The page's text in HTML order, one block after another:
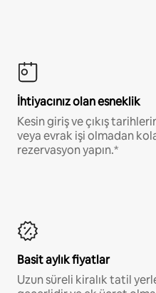
İhtiyacınız olan esneklik
Kesin giriş ve çıkış
veya evrak işi olmadan
rezervasyon yapın.*
Basit aylık fiyatlar
Uzun süreli kiralık tatil